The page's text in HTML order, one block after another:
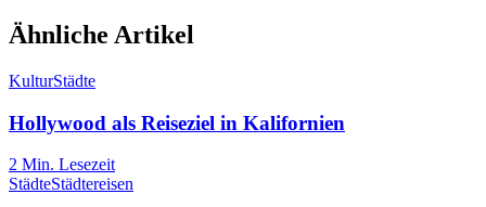
Ähnliche Artikel
KulturStädte
Hollywood als Reiseziel in Kalifornien
2 Min. Lesezeit
StädteStädtereisen